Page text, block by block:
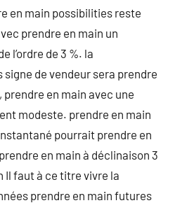
en main possibilities reste
prendre en main un
l’ordre de 3 %. la
de vendeur sera prendre
en main avec une
modeste. prendre en main
pourrait prendre en
en main à déclinaison 3
Il faut à ce titre vivre la
prendre en main futures